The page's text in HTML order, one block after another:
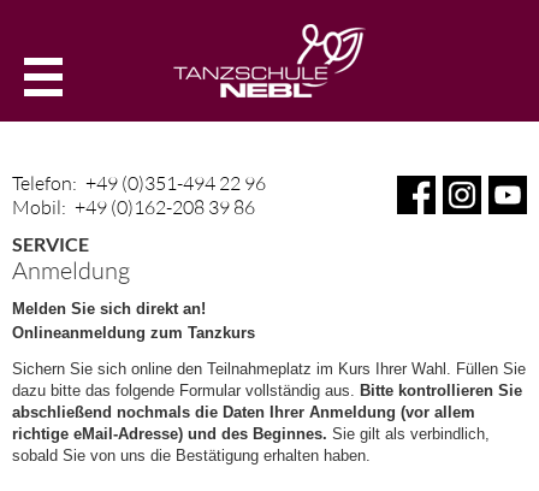
Telefon: +49 (0)351-494 22 96
Mobil: +49 (0)162-208 39 86
SERVICE
Anmeldung
Melden Sie sich direkt an!
Onlineanmeldung zum Tanzkurs
Sichern Sie sich online den Teilnahmeplatz im Kurs Ihrer Wahl. Füllen Sie
dazu bitte das folgende Formular vollständig aus. Bitte kontrollieren Sie
abschließend nochmals die Daten Ihrer Anmeldung (vor allem
richtige eMail-Adresse) und des Beginnes. Sie gilt als verbindlich,
sobald Sie von uns die Bestätigung erhalten haben.